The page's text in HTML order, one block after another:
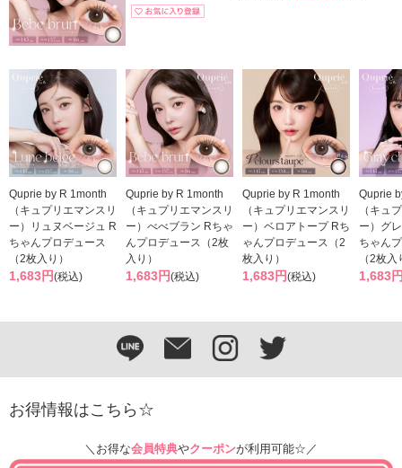
Quprie by R 1month
（キュプリエマンスリ
ー）リュヌベージュ R
ちゃんプロデュース
（2枚入り）
1,683円(税込)
Quprie by R 1month
（キュプリエマンスリ
ー）べべブラン Rちゃ
んプロデュース（2枚
入り）
1,683円(税込)
Quprie by R 1month
（キュプリエマンスリ
ー）ベロアトープ Rち
ゃんプロデュース（2
枚入り）
1,683円(税込)
Quprie
（キュ
ー）グ
ちゃん
（2枚入
1,683
お得情報はこちら☆
＼お得な会員特典やクーポンが利用可能☆／